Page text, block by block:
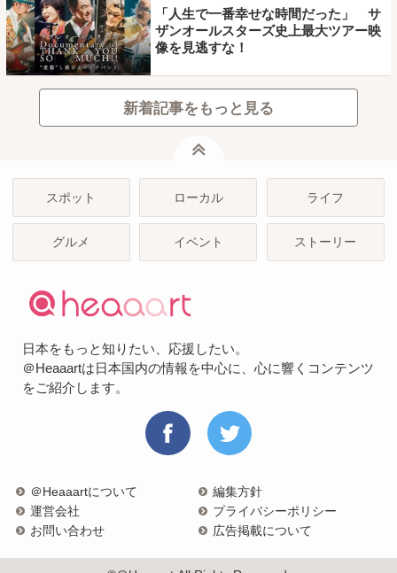
「人生で一番幸せな時間だった」 サ
ザンオールスターズ史上最大ツアー映
像を見逃すな！
新着記事をもっと見る
スポット ローカル ライフ
グルメ イベント ストーリー
日本をもっと知りたい、応援したい。
＠Heaaartは日本国内の情報を中心に、心に響くコンテンツ
をご紹介します。
＠Heaaartについて
編集方針
運営会社
プライバシーポリシー
お問い合わせ
広告掲載について